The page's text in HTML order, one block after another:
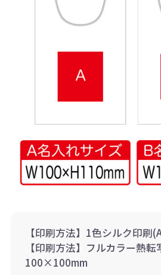
【印刷方法】1色シルク印
【印刷方法】フルカラー熱
100×100mm